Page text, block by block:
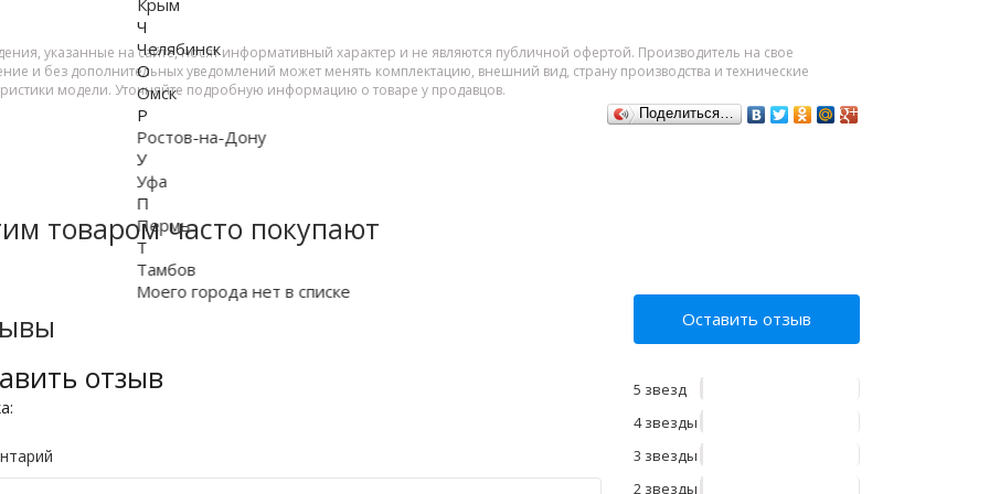
указанные на сайте, носят информативный характер и не являются публичной офертой. Производитель на свое
и без дополнительных уведомлений может менять комплектацию, внешний вид, страну производства и технические
модели. Уточняйте подробную информацию о товаре у продавцов.
Поделиться…
товаром часто покупают
отзыв
Оставить отзыв
5 звезд
4 звезды
3 звезды
2 звезды
Ч
Челябинск
О
Омск
Р
Ростов-на-Дону
У
Уфа
П
Пермь
Т
Тамбов
Моего города нет в списке